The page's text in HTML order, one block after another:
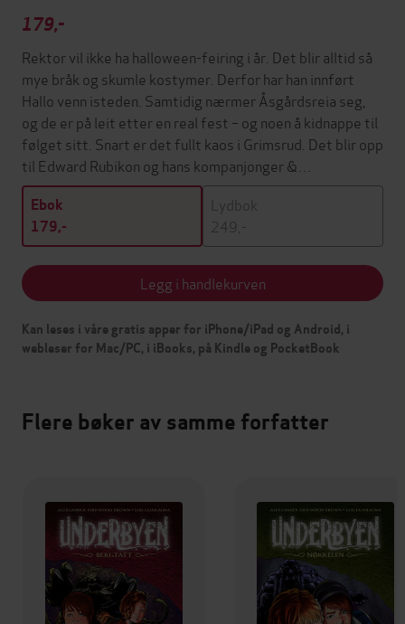
179,-
Rektor vil ikke ha halloween-feiring i år. Det blir alltid så
mye bråk og skumle kostymer. Derfor har han innført
Hallo venn isteden. Samtidig nærmer Åsgårdsreia seg,
og de er på leit etter en real fest – og noen å kidnappe til
følget sitt. Snart er det fullt kaos i Grimsrud. Det blir opp
til Edward Rubikon og hans kompanjonger &…
Ebok
179,-
Lydbok
249,-
Legg i handlekurven
Kan leses i våre gratis apper for iPhone/iPad og Android, i
webleser for Mac/PC, i iBooks, på Kindle og PocketBook
Flere bøker av samme forfatter